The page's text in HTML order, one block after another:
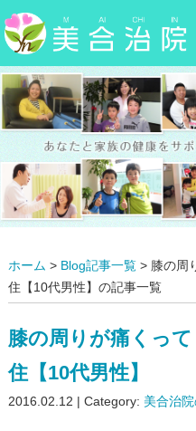
ホーム > Blog記事一覧> 膝の
住【10代男性】の記事一覧
膝の周りが痛く
住【10代男性】
2016.02.12 | Category: 美合治